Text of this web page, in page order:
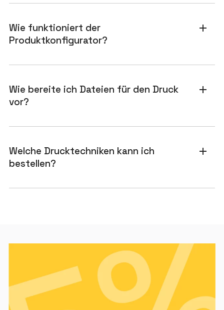
Wie funktioniert der
Produktkonfigurator?
add
Wie bereite ich Dateien für den Druck
vor?
add
Welche Drucktechniken kann ich
bestellen?
add